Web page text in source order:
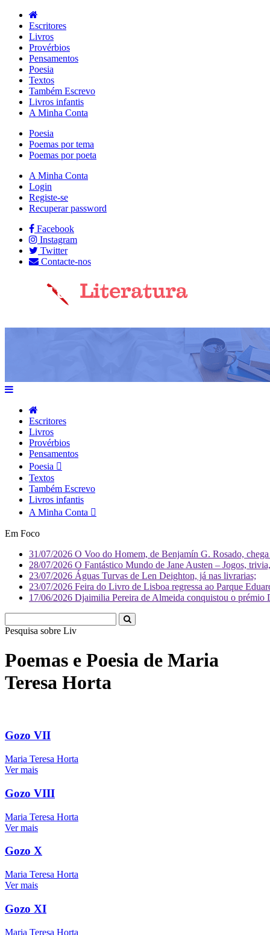
Escritores
Livros
Provérbios
Pensamentos
Poesia
Textos
Também Escrevo
Livros infantis
A Minha Conta
Poesia
Poemas por tema
Poemas por poeta
A Minha Conta
Login
Registe-se
Recuperar password
Facebook
Instagram
Twitter
Contacte-nos
Escritores
Livros
Provérbios
Pensamentos
Poesia
Textos
Também Escrevo
Livros infantis
A Minha Conta
Em Foco
31/07/2026 O Voo do Homem, de Benjamín G. Rosado,
28/07/2026 O Fantástico Mundo de Jane Austen – Jogos,
23/07/2026 Águas Turvas de Len Deighton, já nas livrarias;
23/07/2026 Feira do Livro de Lisboa regressa ao Parque
17/06/2026 Djaimilia Pereira de Almeida conquistou o
Pesquisa sobre Literatura
Poemas e Poesia de Maria
Teresa Horta
Gozo VII
Maria Teresa Horta
Ver mais
Gozo VIII
Maria Teresa Horta
Ver mais
Gozo X
Maria Teresa Horta
Ver mais
Gozo XI
Maria Teresa Horta